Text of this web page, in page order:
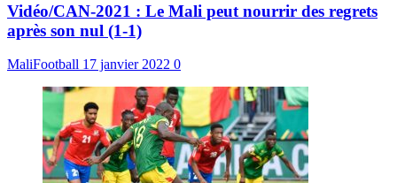
Vidéo/CAN-2021 : Le Mali peut nourrir des regrets
après son nul (1-1)
MaliFootball 17 janvier 2022 0